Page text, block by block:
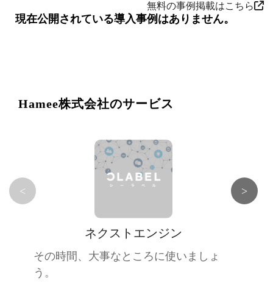
無料の事例掲載はこちら
現在公開されている導入事例はありません。
Hamee株式会社のサービス
ネクストエンジン
その時間、大事なところに使いましょ
う。
< >